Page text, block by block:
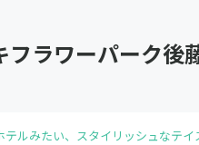
フラワーパーク後
テルみたい、スタイリッシュなテイ